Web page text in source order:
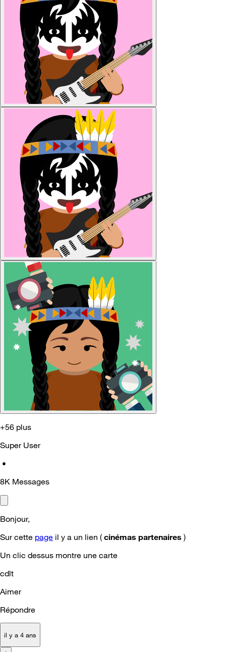
+56 plus
Super User
•
8K Messages
Bonjour,
Sur cette page il y a un lien ( cinémas partenaires )
Un clic dessus montre une carte
cdlt
Aimer
Répondre
il y a 4 ans